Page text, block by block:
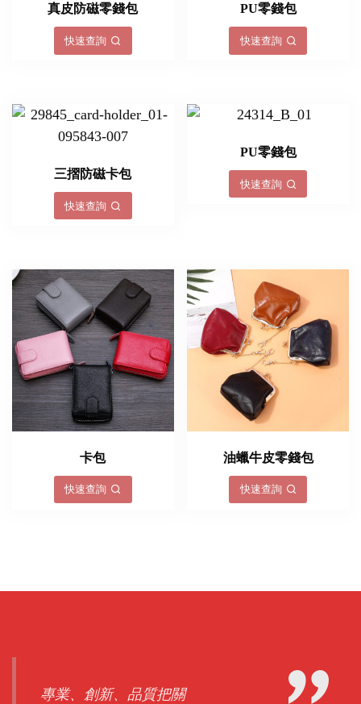
真皮防磁零錢包
快速查詢
PU零錢包
快速查詢
三摺防磁卡包
快速查詢
PU零錢包
快速查詢
卡包
快速查詢
油蠟牛皮零錢包
快速查詢
專業、創新、品質把關